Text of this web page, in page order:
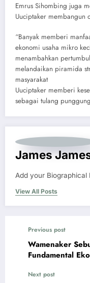
Emrus Sihombing juga
Uuciptaker membangun
“Banyak memberi
ekonomi usaha mikro
menambahkan
melandaikan piramida
masyarakat
Uuciptaker memberi
sebagai tulang
James
Add your Biographical
View All Posts
Previous post
Wamenaker
Fundamental
Next post